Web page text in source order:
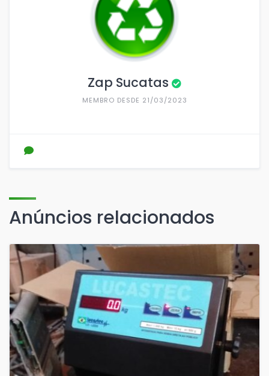
Zap Sucatas
MEMBRO DESDE 21/03/2023
Anúncios relacionados